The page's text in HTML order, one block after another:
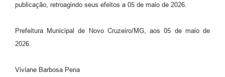
publicação, retroagindo seus efeitos a 05 de maio de 2026.
Prefeitura Municipal de Novo Cruzeiro/MG, aos 05 de maio de
2026.
Viviane Barbosa Pena